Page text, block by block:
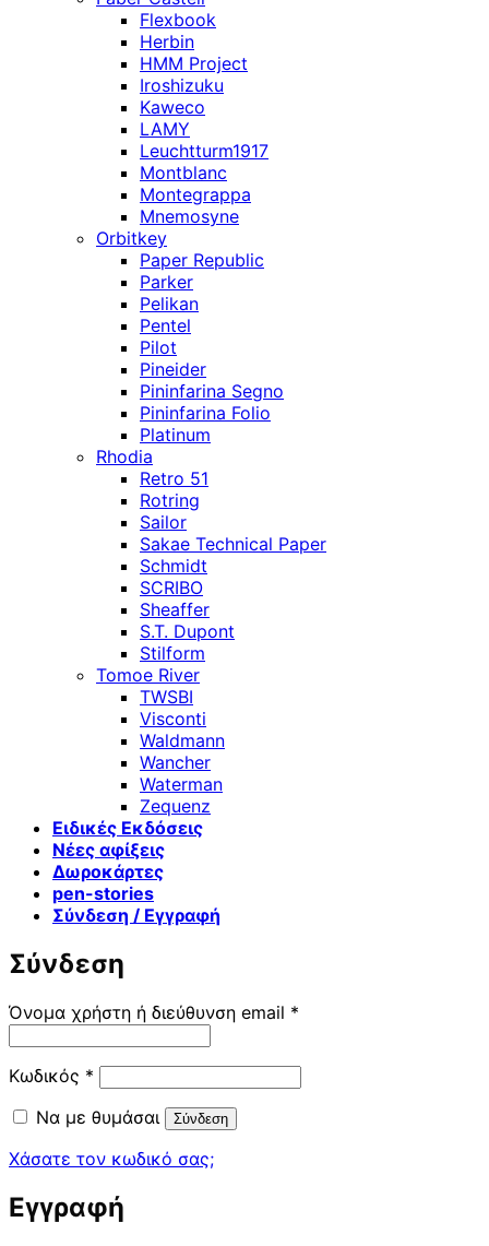
Flexbook
Herbin
HMM Project
Iroshizuku
Kaweco
LAMY
Leuchtturm1917
Montblanc
Montegrappa
Mnemosyne
Orbitkey
Paper Republic
Parker
Pelikan
Pentel
Pilot
Pineider
Pininfarina Segno
Pininfarina Folio
Platinum
Rhodia
Retro 51
Rotring
Sailor
Sakae Technical Paper
Schmidt
SCRIBO
Sheaffer
S.T. Dupont
Stilform
Tomoe River
TWSBI
Visconti
Waldmann
Wancher
Waterman
Zequenz
Ειδικές Εκδόσεις
Νέες αφίξεις
Δωροκάρτες
pen-stories
Σύνδεση / Εγγραφή
Σύνδεση
Όνομα χρήστη ή διεύθυνση email *
Κωδικός * Απαιτείται
Να με θυμάσαι
Σύνδεση
Χάσατε τον κωδικό σας;
Εγγραφή